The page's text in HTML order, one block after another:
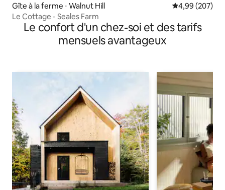
Gîte à la ferme ⋅ Walnut Hill Évaluation
4,99 (207)
Le Cottage - Seales Farm
Le confort d'un chez-soi et des tarifs
mensuels avantageux